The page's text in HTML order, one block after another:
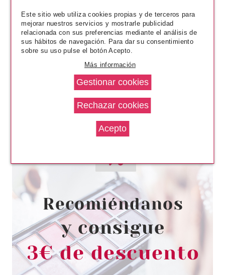
ACONDICIONADOR
PROTECTOR DEL COLOR 1000
ML
desde
10.75€
Este sitio web utiliza cookies propias y de terceros para
mejorar nuestros servicios y mostrarle publicidad
relacionada con sus preferencias mediante el análisis de
sus hábitos de navegación. Para dar su consentimiento
sobre su uso pulse el botón Acepto.
Más información